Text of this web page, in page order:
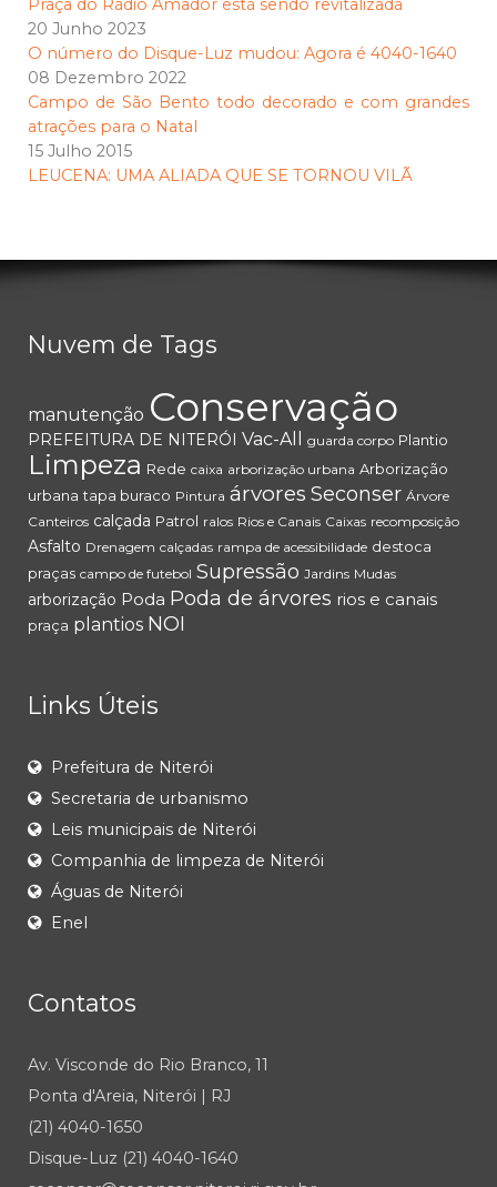
Praça do Rádio Amador está sendo revitalizada
20 Junho 2023
O número do Disque-Luz mudou: Agora é 4040-1640
08 Dezembro 2022
Campo de São Bento todo decorado e com grandes
atrações para o Natal
15 Julho 2015
LEUCENA: UMA ALIADA QUE SE TORNOU VILÃ
Nuvem de Tags
manutenção Conservação
PREFEITURA DE NITERÓI Vac-All guarda corpo Plantio
Limpeza Rede caixa arborização urbana Arborização
urbana tapa buraco Pintura árvores Seconser Árvore
Canteiros calçada Patrol ralos Rios e Canais Caixas recomposição
Asfalto Drenagem calçadas rampa de acessibilidade destoca
praças campo de futebol Supressão Jardins Mudas
arborização Poda Poda de árvores rios e canais
praça plantios NOI
Links Úteis
Prefeitura de Niterói
Secretaria de urbanismo
Leis municipais de Niterói
Companhia de limpeza de Niterói
Águas de Niterói
Enel
Contatos
Av. Visconde do Rio Branco, 11
Ponta d'Areia, Niterói | RJ
(21) 4040-1650
Disque-Luz (21) 4040-1640